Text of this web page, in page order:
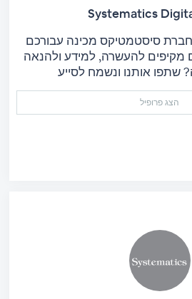
Systematics
סיסטמטיקס מכינה עבורכם
מקיפים להעשרה, למידע ולהנאה
הצג פרופיל